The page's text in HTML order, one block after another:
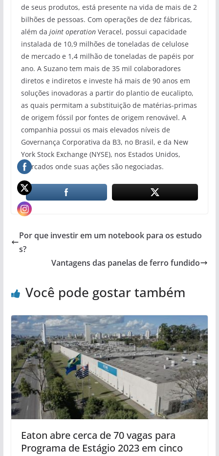
de seus produtos, está presente na vida de mais de 2
bilhões de pessoas. Com operações de dez fábricas,
além da joint operation Veracel, possui capacidade
instalada de 10,9 milhões de toneladas de celulose
de mercado e 1,4 milhão de toneladas de papéis por
ano. A Suzano tem mais de 35 mil colaboradores
diretos e indiretos e investe há mais de 90 anos em
soluções inovadoras a partir do plantio de eucalipto,
as quais permitam a substituição de matérias-primas
de origem fóssil por fontes de origem renovável. A
companhia possui os mais elevados níveis de
Governança Corporativa da B3, no Brasil, e da New
York Stock Exchange (NYSE), nos Estados Unidos,
mercados onde suas ações são negociadas.
Por que investir em um notebook para os estudo
s?
Vantagens das panelas de ferro fundido
Você pode gostar também
Eaton abre cerca de 70 vagas para
Programa de Estágio 2023 em cinco